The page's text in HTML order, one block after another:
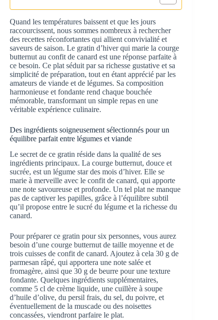
Quand les températures baissent et que les jours
raccourcissent, nous sommes nombreux à rechercher
des recettes réconfortantes qui allient convivialité et
saveurs de saison. Le gratin d’hiver qui marie la courge
butternut au confit de canard est une réponse parfaite à
ce besoin. Ce plat séduit par sa richesse gustative et sa
simplicité de préparation, tout en étant apprécié par les
amateurs de viande et de légumes. Sa composition
harmonieuse et fondante rend chaque bouchée
mémorable, transformant un simple repas en une
véritable expérience culinaire.
Des ingrédients soigneusement sélectionnés pour un
équilibre parfait entre légumes et viande
Le secret de ce gratin réside dans la qualité de ses
ingrédients principaux. La courge butternut, douce et
sucrée, est un légume star des mois d’hiver. Elle se
marie à merveille avec le confit de canard, qui apporte
une note savoureuse et profonde. Un tel plat ne manque
pas de captiver les papilles, grâce à l’équilibre subtil
qu’il propose entre le sucré du légume et la richesse du
canard.
Pour préparer ce gratin pour six personnes, vous aurez
besoin d’une courge butternut de taille moyenne et de
trois cuisses de confit de canard. Ajoutez à cela 30 g de
parmesan râpé, qui apportera une note salée et
fromagère, ainsi que 30 g de beurre pour une texture
fondante. Quelques ingrédients supplémentaires,
comme 5 cl de crème liquide, une cuillère à soupe
d’huile d’olive, du persil frais, du sel, du poivre, et
éventuellement de la muscade ou des noisettes
concassées, viendront parfaire le plat.